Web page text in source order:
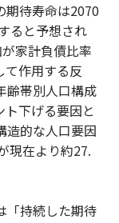
期待寿命は2070
ると予想され
家計負債比率
て作用する反
齢帯別人口構成
下げる要因と
造的な人口要因
現在より約27.
「持続した期待